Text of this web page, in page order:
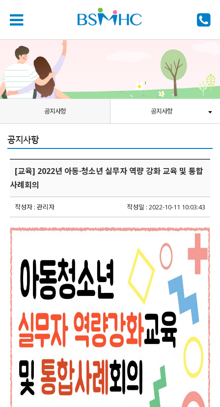
공지사항 공지사항
공지사항
[교육] 2022년 아동·청소년 실무자 역량 강화 교육 및 통합
사례회의
작성자 : 관리자 작성일 : 2022-10-11 10:03:43